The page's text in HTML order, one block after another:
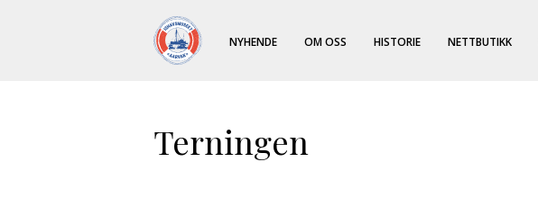
NYHENDE OM OSS HISTORIE NETTBUTIKK
Terningen